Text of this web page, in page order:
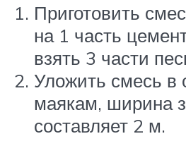
Приготовить
на 1 часть
взять 3 части
Уложить смесь в
маякам, ширина
составляет 2 м.